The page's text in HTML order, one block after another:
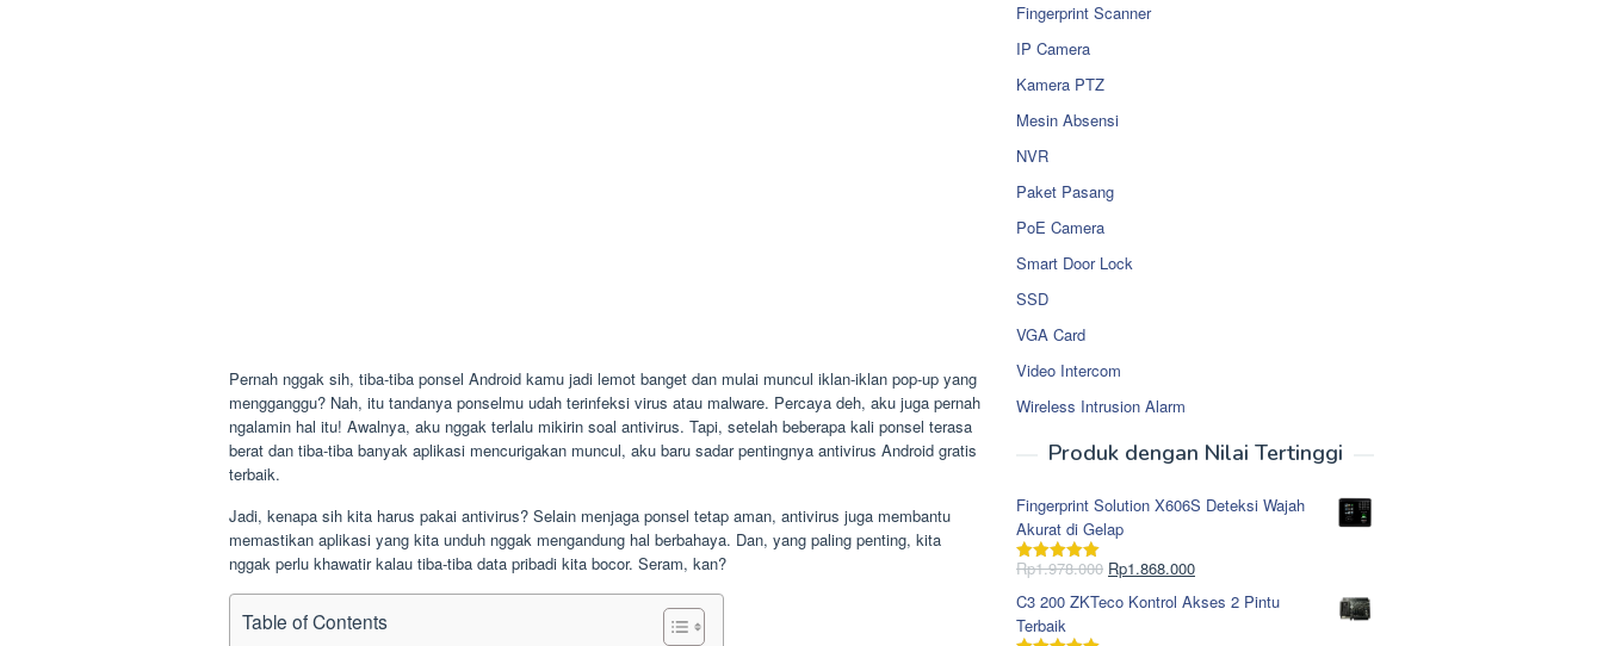
Pernah nggak sih, tiba-tiba ponsel Android kamu jadi lemot banget dan mulai muncul iklan-iklan pop-up yang
mengganggu? Nah, itu tandanya ponselmu udah terinfeksi virus atau malware. Percaya deh, aku juga pernah
ngalamin hal itu! Awalnya, aku nggak terlalu mikirin soal antivirus. Tapi, setelah beberapa kali ponsel terasa
berat dan tiba-tiba banyak aplikasi mencurigakan muncul, aku baru sadar pentingnya antivirus Android gratis
terbaik.
Jadi, kenapa sih kita harus pakai antivirus? Selain menjaga ponsel tetap aman, antivirus juga membantu
memastikan aplikasi yang kita unduh nggak mengandung hal berbahaya. Dan, yang paling penting, kita
nggak perlu khawatir kalau tiba-tiba data pribadi kita bocor. Seram, kan?
Table of Contents
Fingerprint Scanner
IP Camera
Kamera PTZ
Mesin Absensi
NVR
Paket Pasang
PoE Camera
Smart Door Lock
SSD
VGA Card
Video Intercom
Wireless Intrusion Alarm
Produk dengan Nilai Tertinggi
Fingerprint Solution X606S Deteksi Wajah
Akurat di Gelap
Dinilai5.00
Rp1.978.000 Harga
aslinya
adalah:
Rp1.868.000Harga
saat
ini
C3 200 ZKTeco Kontrol Akses 2 Pintu
Terbaik